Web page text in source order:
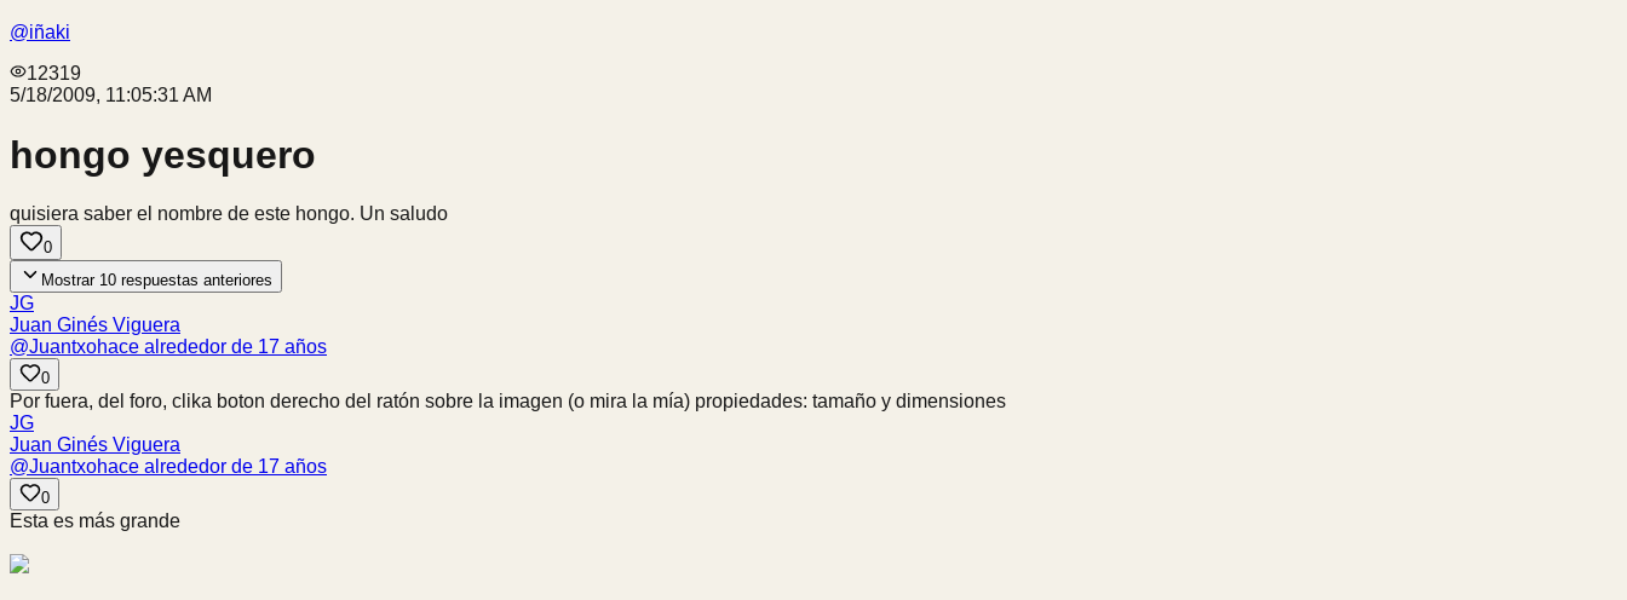
@iñaki
12319
5/18/2009, 11:05:31 AM
hongo yesquero
quisiera saber el nombre de este hongo. Un saludo
0
Mostrar 10 respuestas anteriores
JG
Juan Ginés Viguera
@Juantxohace alrededor de 17 años
0
Por fuera, del foro, clika boton derecho del ratón sobre la imagen (o mira la mía) propiedades: tamaño y dimensiones
JG
Juan Ginés Viguera
@Juantxohace alrededor de 17 años
0
Esta es más grande